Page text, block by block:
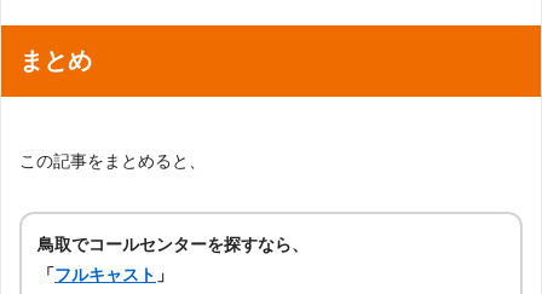
まとめ
この記事をまとめると、
鳥取でコールセンターを探すなら、
「フルキャスト 」